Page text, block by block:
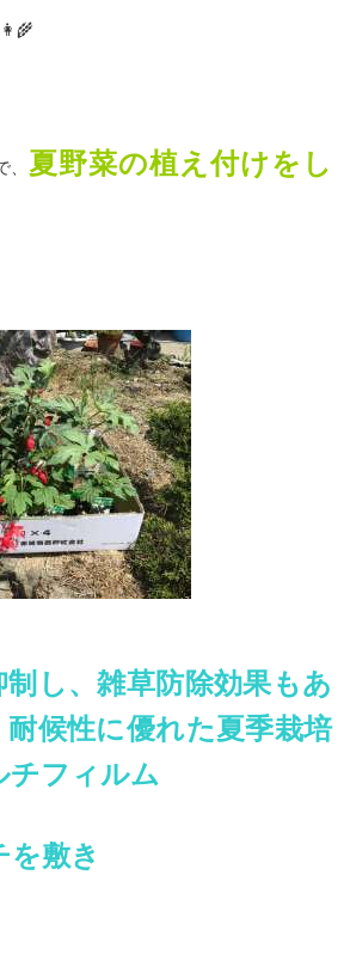
夏野菜の植え付けをし
し、雑草防除効果もあ
耐候性に優れた夏季栽培
チフィルム
を敷き